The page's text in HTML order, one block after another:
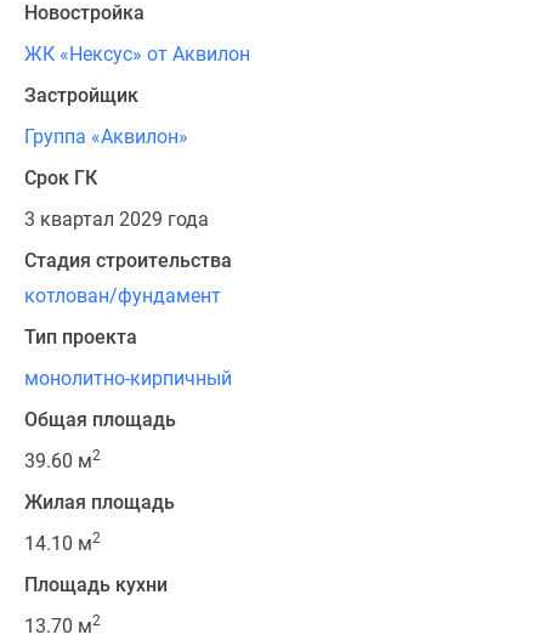
Новостройка
ЖК «Нексус» от Аквилон
Застройщик
Группа «Аквилон»
Срок ГК
3 квартал 2029 года
Стадия строительства
котлован/фундамент
Тип проекта
монолитно-кирпичный
Общая площадь
39.60 м2
Жилая площадь
14.10 м2
Площадь кухни
13.70 м2